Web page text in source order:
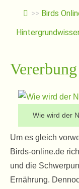
>> Birds
Vererbung
Wie wird der
Um es gleich
Birds-online.de
und die
Ernährung.